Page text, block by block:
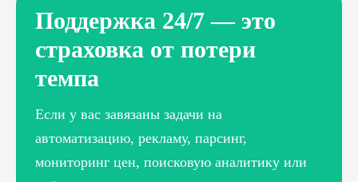
Поддержка 24/7 — это
страховка от потери
темпа
Если у вас завязаны задачи на
автоматизацию, рекламу, парсинг,
мониторинг цен, поисковую аналитику или